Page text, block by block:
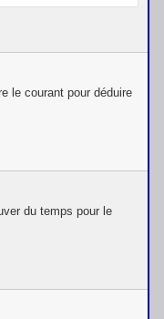
le courant pour déduire
du temps pour le